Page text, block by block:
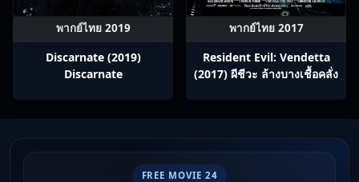
พากย์ไทย 2019
Discarnate (2019)
Discarnate
พากย์ไทย 2017
Resident Evil: Vendetta
(2017) ผีชีวะ ล้างบางเชื้อคลั่ง
FREE MOVIE 24